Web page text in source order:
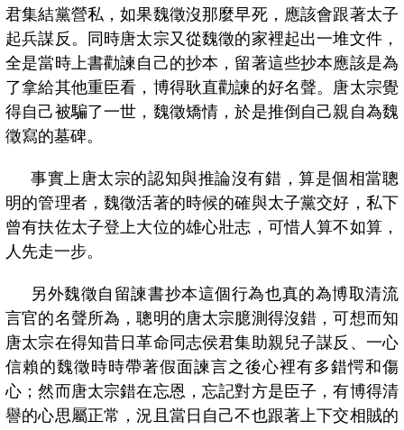
君集結黨營私，如果魏徵沒那麼早死，應該會跟著太子
起兵謀反。同時唐太宗又從魏徵的家裡起出一堆文件，
全是當時上書勸諫自己的抄本，留著這些抄本應該是為
了拿給其他重臣看，博得耿直勸諫的好名聲。唐太宗覺
得自己被騙了一世，魏徵矯情，於是推倒自己親自為魏
徵寫的墓碑。
事實上唐太宗的認知與推論沒有錯，算是個相當聰
明的管理者，魏徵活著的時候的確與太子黨交好，私下
曾有扶佐太子登上大位的雄心壯志，可惜人算不如算，
人先走一步。
另外魏徵自留諫書抄本這個行為也真的為博取清流
言官的名聲所為，聰明的唐太宗臆測得沒錯，可想而知
唐太宗在得知昔日革命同志侯君集助親兒子謀反、一心
信賴的魏徵時時帶著假面諫言之後心裡有多錯愕和傷
心；然而唐太宗錯在忘恩，忘記對方是臣子，有博得清
譽的心思屬正常，況且當日自己不也跟著上下交相賊的